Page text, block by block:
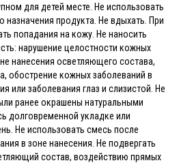
для детей месте. Не использовать
назначения продукта. Не вдыхать. При
попадания на кожу. Не наносить
нарушение целостности кожных
нанесения осветляющего состава,
обострение кожных заболеваний в
или заболевания глаз и слизистой. Не
ранее окрашены натуральными
долговременной укладке или
Не использовать смесь после
в зоне нанесения. Не подвергать
состав, воздействию прямых